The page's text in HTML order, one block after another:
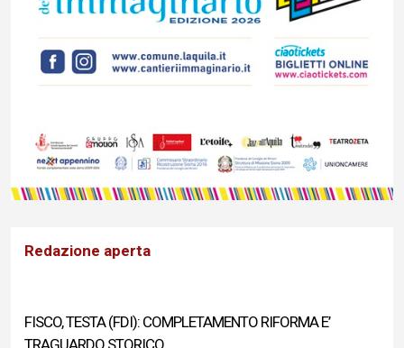
Redazione aperta
FISCO, TESTA (FDI): COMPLETAMENTO RIFORMA E’
TRAGUARDO STORICO